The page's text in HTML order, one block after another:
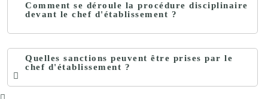
Comment se déroule la procédure disciplinaire
devant le chef d'établissement ?
Quelles sanctions peuvent être prises par le
chef d'établissement ?